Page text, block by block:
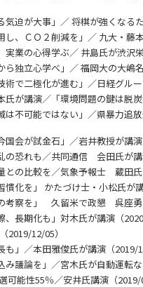
迫が大事」／ 将棋が強くなる
、ＣＯ２削減を」／ 九大・藤
業の心得学ぶ／ 井島氏が渋沢
独立心学べ」／ 福岡大の大嶋
で二極化が進む」／日経グル
が講演／「環境問題の鍵は脱
不可能ではない」／県暴力追
会が試金石」／岩井教授が講
恐れも／共同通信 会田氏が講
の比較を／気象予報士 蔵田
慣化を」 かたづけ士・小松氏が
考察を」 久留米で政懇 呉座
、長期化も」対木氏が講演（
2019/12/05）
も」／本田雅俊氏が講演（2019/
み議論を」／宮木氏が自動運転
能性55％／安井氏講演（